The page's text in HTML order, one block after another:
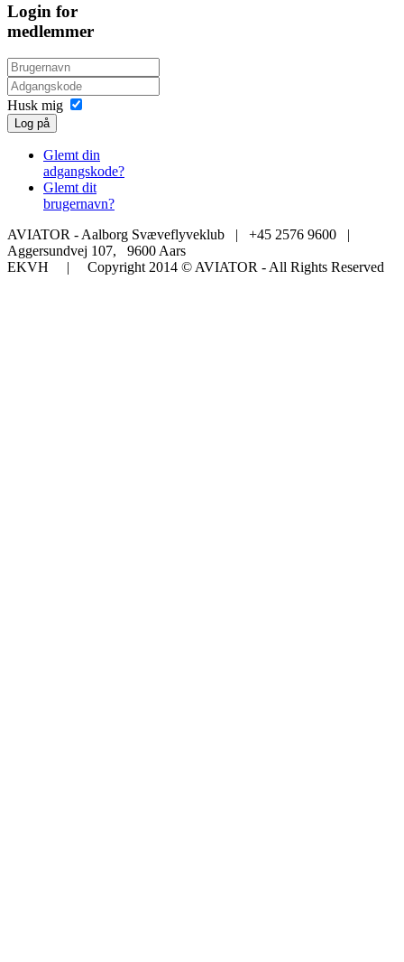
Login for
medlemmer
Husk mig
Log på
Glemt din
adgangskode?
Glemt dit
brugernavn?
AVIATOR - Aalborg Svæveflyveklub | +45 2576 9600 |
Aggersundvej 107, 9600 Aars
EKVH | Copyright 2014 © AVIATOR - All Rights Reserved